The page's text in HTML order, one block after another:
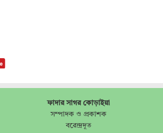
ফাদার সাগর কোড়াইয়া
সম্পাদক ও প্রকাশক
বরেন্দ্রদূত